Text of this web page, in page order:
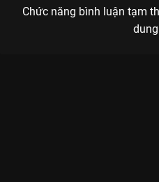
Chức năng bình luận tạm